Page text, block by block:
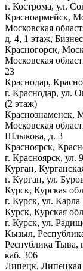
г. Кострома, ул.
Красноармейск,
Московская
д. 4, 1 этаж,
Красногорск,
Московская
23
Краснодар,
г. Краснодар, ул.
(2 этаж)
Краснознаменск,
Московская
Шлыкова, д. 3
Красноярск,
г. Красноярск, ул.
Курган,
г. Курган, ул.
Курск, Курская
г. Курск, ул.
Курск, Курская
г. Курск, ул.
Кызыл,
Республика Тыва,
каб. 306
Липецк, Липецкая